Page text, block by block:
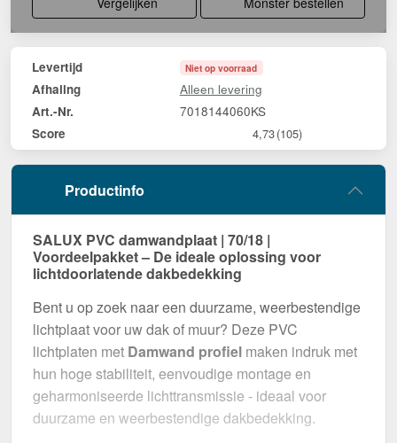
Levertijd Niet op voorraad
Afhaling Alleen levering
Art.-Nr. 7018144060KS
Score 4,73(105)
Productinfo
SALUX PVC damwandplaat | 70/18 |
Voordeelpakket – De ideale oplossing voor
lichtdoorlatende dakbedekking
Bent u op zoek naar een duurzame, weerbestendige
lichtplaat voor uw dak of muur? Deze PVC
lichtplaten met Damwand profiel maken indruk met
hun hoge stabiliteit, eenvoudige montage en
geharmoniseerde lichttransmissie - ideaal voor
duurzame en weerbestendige dakbedekking.